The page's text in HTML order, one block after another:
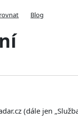
Blog
(dále jen